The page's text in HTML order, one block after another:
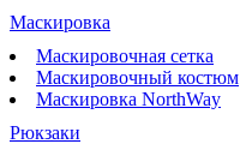
Маскировка
Маскировочная сетка
Маскировочный костюм
Маскировка NorthWay
Рюкзаки